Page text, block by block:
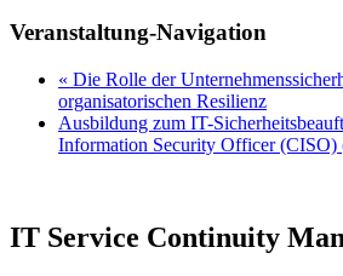
Veranstaltung-Navigation
« Die Rolle der
organisatorischen Resilienz
Ausbildung zum IT-
Information Security Officer
IT Service Continuity